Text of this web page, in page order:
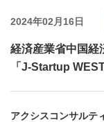
2024年02月16日
経済産業省中国経
「J-Startup
アクシスコンサルテ